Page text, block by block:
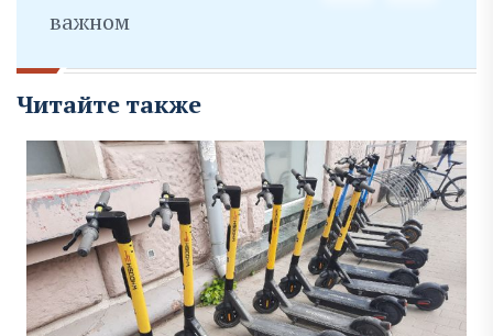
важном
Читайте также